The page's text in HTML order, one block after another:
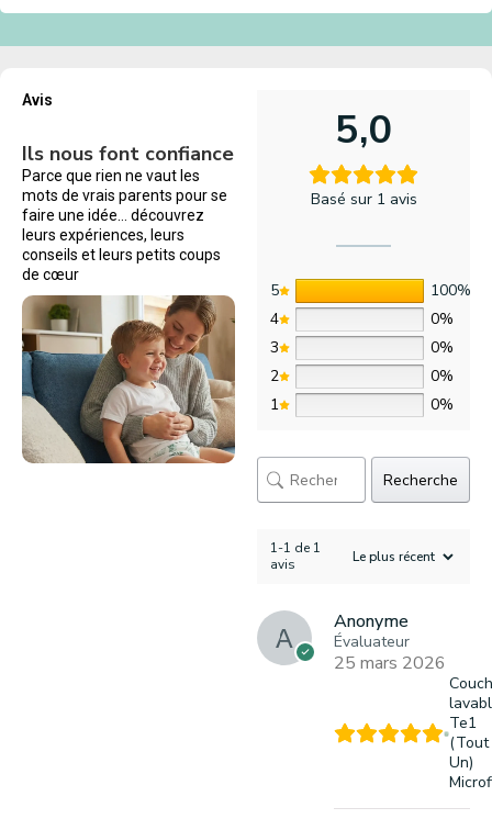
Avis
Ils nous font confiance
Parce que rien ne vaut les
mots de vrais parents pour se
faire une idée… découvrez
leurs expériences, leurs
conseils et leurs petits coups
de cœur
5,0
Basé sur 1 avis
5
100%
4
0%
3
0%
2
0%
1
0%
Recherche
1-1 de 1
avis
Anonyme
Évaluateur
25 mars 2026
Te1
(Tout
Un)